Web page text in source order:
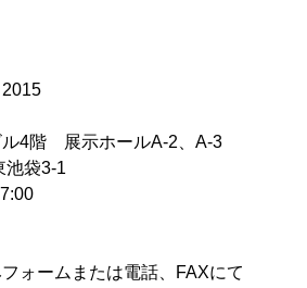
展示ホールA-2、A-3
袋3-1
ォームまたは電話、FAXにて